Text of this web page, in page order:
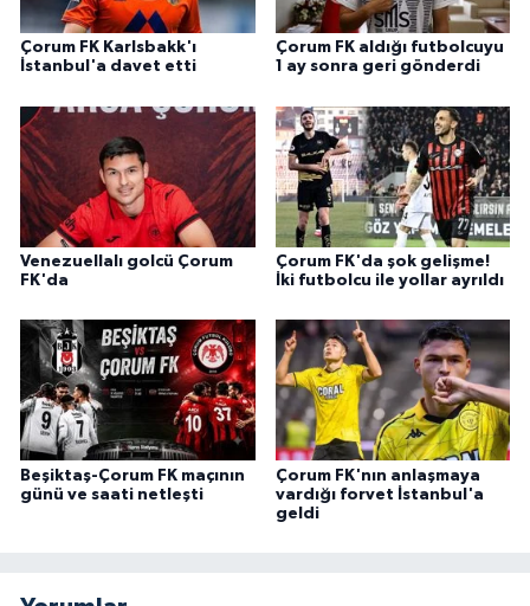
Çorum FK Karlsbakk'ı
İstanbul'a davet etti
Çorum FK aldığı futbolcuyu
1 ay sonra geri gönderdi
Venezuellalı golcü Çorum
FK'da
Çorum FK'da şok gelişme!
İki futbolcu ile yollar ayrıldı
Beşiktaş-Çorum FK maçının
günü ve saati netleşti
Çorum FK'nın anlaşmaya
vardığı forvet İstanbul'a
geldi